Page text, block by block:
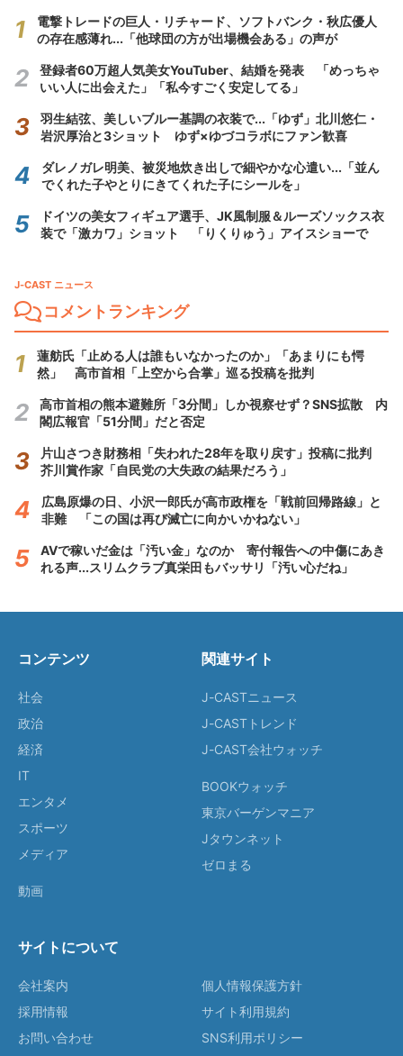
電撃トレードの巨人・リチャード、ソフトバンク・秋広優人
の存在感薄れ...「他球団の方が出場機会ある」の声が
登録者60万超人気美女YouTuber、結婚を発表 「めっちゃ
いい人に出会えた」「私今すごく安定してる」
羽生結弦、美しいブルー基調の衣装で...「ゆず」北川悠仁・
岩沢厚治と3ショット ゆず×ゆづコラボにファン歓喜
ダレノガレ明美、被災地炊き出しで細やかな心遣い...「並ん
でくれた子やとりにきてくれた子にシールを」
ドイツの美女フィギュア選手、JK風制服＆ルーズソックス衣
装で「激カワ」ショット 「りくりゅう」アイスショーで
J-CAST ニュース
コメントランキング
蓮舫氏「止める人は誰もいなかったのか」「あまりにも愕
然」 高市首相「上空から合掌」巡る投稿を批判
高市首相の熊本避難所「3分間」しか視察せず？SNS拡散 内
閣広報官「51分間」だと否定
片山さつき財務相「失われた28年を取り戻す」投稿に批判
芥川賞作家「自民党の大失政の結果だろう」
広島原爆の日、小沢一郎氏が高市政権を「戦前回帰路線」と
非難 「この国は再び滅亡に向かいかねない」
AVで稼いだ金は「汚い金」なのか 寄付報告への中傷にあき
れる声...スリムクラブ真栄田もバッサリ「汚い心だね」
コンテンツ
社会
政治
経済
IT
エンタメ
スポーツ
メディア
動画
関連サイト
J-CASTニュース
J-CASTトレンド
J-CAST会社ウォッチ
BOOKウォッチ
東京バーゲンマニア
Jタウンネット
ゼロまる
サイトについて
会社案内
採用情報
お問い合わせ
個人情報保護方針
サイト利用規約
SNS利用ポリシー